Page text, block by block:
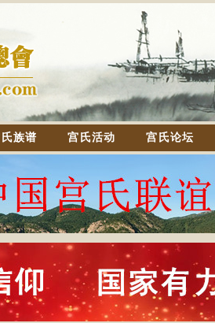
族谱 宫氏活动 宫氏论坛